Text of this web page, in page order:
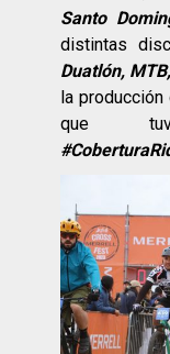
Santo
distintas
Duatlón,
la producción
que